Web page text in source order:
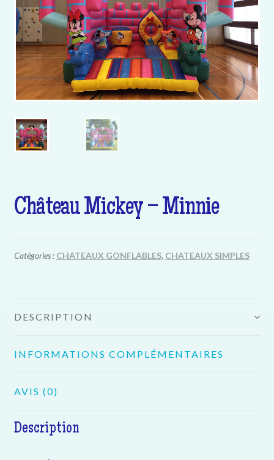
Château Mickey – Minnie
Catégories : CHATEAUX GONFLABLES, CHATEAUX SIMPLES
DESCRIPTION
INFORMATIONS COMPLÉMENTAIRES
AVIS (0)
Description